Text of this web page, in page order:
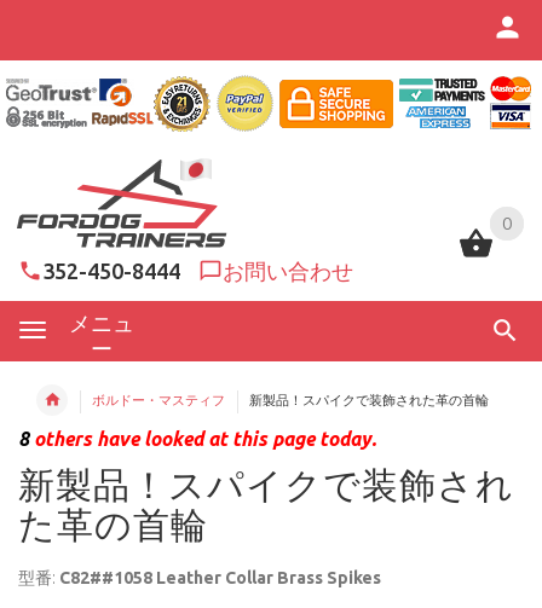
0
352-450-8444 お問い合わせ
メニュ
ー
0
ボルドー・マスティフ 新製品！スパイクで装飾された革の首輪
8others have looked at this page today.
新製品！スパイクで装飾され
た革の首輪
型番: C82##1058 Leather Collar Brass Spikes